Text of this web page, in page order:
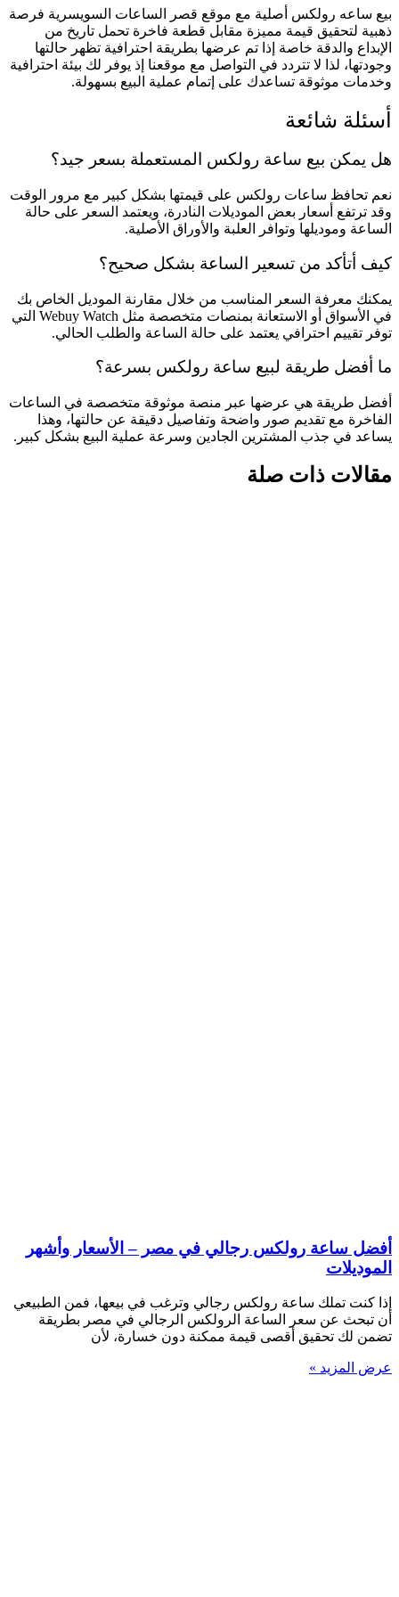
بيع ساعه رولكس أصلية مع موقع قصر الساعات السويسرية فرصة
ذهبية لتحقيق قيمة مميزة مقابل قطعة فاخرة تحمل تاريخ من
الإبداع والدقة خاصة إذا تم عرضها بطريقة احترافية تظهر حالتها
وجودتها، لذا لا تتردد في التواصل مع موقعنا إذ يوفر لك بيئة احترافية
وخدمات موثوقة تساعدك على إتمام عملية البيع بسهولة.
أسئلة شائعة
هل يمكن بيع ساعة رولكس المستعملة بسعر جيد؟
نعم تحافظ ساعات رولكس على قيمتها بشكل كبير مع مرور الوقت
وقد ترتفع أسعار بعض الموديلات النادرة، ويعتمد السعر على حالة
الساعة وموديلها وتوافر العلبة والأوراق الأصلية.
كيف أتأكد من تسعير الساعة بشكل صحيح؟
يمكنك معرفة السعر المناسب من خلال مقارنة الموديل الخاص بك
في الأسواق أو الاستعانة بمنصات متخصصة مثل Webuy Watch التي
توفر تقييم احترافي يعتمد على حالة الساعة والطلب الحالي.
ما أفضل طريقة لبيع ساعة رولكس بسرعة؟
أفضل طريقة هي عرضها عبر منصة موثوقة متخصصة في الساعات
الفاخرة مع تقديم صور واضحة وتفاصيل دقيقة عن حالتها، وهذا
يساعد في جذب المشترين الجادين وسرعة عملية البيع بشكل كبير.
مقالات ذات صلة
أفضل ساعة رولكس رجالي في مصر – الأسعار وأشهر
الموديلات
إذا كنت تملك ساعة رولكس رجالي وترغب في بيعها، فمن الطبيعي
أن تبحث عن سعر الساعة الرولكس الرجالي في مصر بطريقة
تضمن لك تحقيق أقصى قيمة ممكنة دون خسارة، لأن
عرض المزيد »